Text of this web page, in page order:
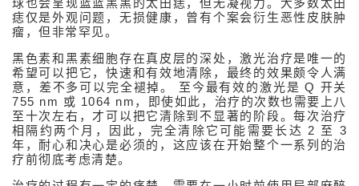
激光种类
更生皮肤表层
微束二氧化碳激光
收紧松弛肌肤
红外线激光
脫除痣 / 墨
球也会呈现蓝蓝黑黑的太田痣，但无凝视力。大多数太田
痣仅是外观问题，无损健康，曾有个案会衍生恶性皮肤肿
瘤，但非常罕见。
黑色素和黑素细胞存在真皮层的深处，激光治疗是唯一的
希望可以把它，快速和有效地清除，最终的效果颇令人满
意，差不多可以完全褪掉。 至今最有效的激光是 Q 开关
755 nm 或 1064 nm，即使如此，治疗的次数也需要上八
至十次左右，才可以把它清除到不显著的阶段。每次治疗
相隔约两个月，因此，完全清除它可能需要长达 2 至 3
年，耐心和决心是必须的，这应该在开始整个一系列的治
疗前彻底考虑清楚。